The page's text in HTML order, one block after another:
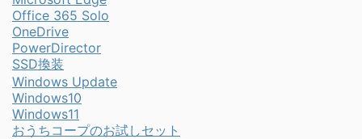
Office 365 Solo
OneDrive
PowerDirector
SSD換装
Windows Update
Windows10
Windows11
おうちコープのお試しセット